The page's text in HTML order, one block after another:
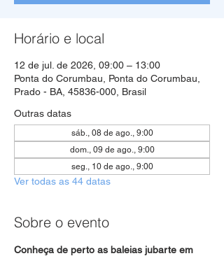
Horário e local
12 de jul. de 2026, 09:00 – 13:00
Ponta do Corumbau, Ponta do Corumbau,
Prado - BA, 45836-000, Brasil
Outras datas
sáb., 08 de ago., 9:00
dom., 09 de ago., 9:00
seg., 10 de ago., 9:00
Ver todas as 44 datas
Sobre o evento
Conheça de perto as baleias jubarte em